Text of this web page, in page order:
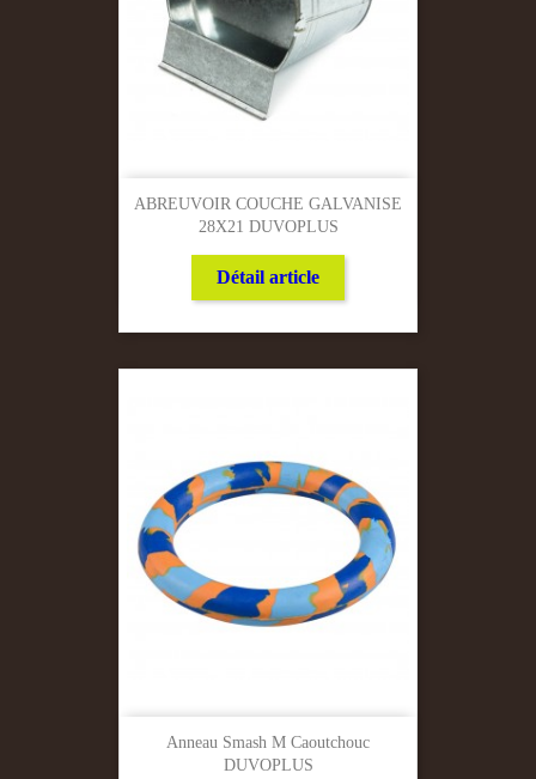
ABREUVOIR COUCHE GALVANISE
28X21 DUVOPLUS
Détail article
Anneau Smash M Caoutchouc
DUVOPLUS